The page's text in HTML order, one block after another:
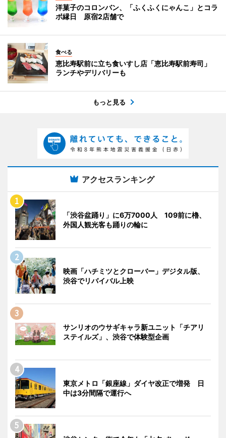
洋菓子のコロンバン、「ふくふくにゃんこ」とコラ
ボ縁日 原宿2店舗で
食べる
恵比寿駅前に立ち食いすし店「恵比寿駅前寿司」
ランチやデリバリーも
もっと見る
アクセスランキング
「渋谷盆踊り」に6万7000人 109前に櫓、
外国人観光客も踊りの輪に
映画「ハチミツとクローバー」デジタル版、
渋谷でリバイバル上映
サンリオのウサギキャラ新ユニット「チアリ
ステイルズ」、渋谷で体験型企画
東京メトロ「銀座線」ダイヤ改正で増発 日
中は3分間隔で運行へ